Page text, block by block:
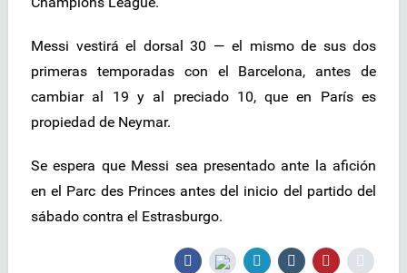
Messi vestirá el dorsal 30 — el mismo de sus dos
primeras temporadas con el Barcelona, antes de
cambiar al 19 y al preciado 10, que en París es
propiedad de Neymar.
Se espera que Messi sea presentado ante la afición
en el Parc des Princes antes del inicio del partido del
sábado contra el Estrasburgo.